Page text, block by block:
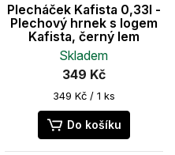
Plecháček Kafista 0,33l -
Plechový hrnek s logem
Kafista, černý lem
Skladem
349 Kč
Měrná
cena:
349 Kč / 1 ks
Do košíku